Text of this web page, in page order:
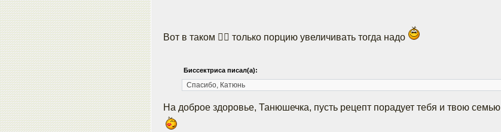
Вот в таком ☝🏻 только порцию увеличивать тогда надо
Биссектриса писал(а):
Спасибо, Катюнь
На доброе здоровье, Танюшечка, пусть рецепт порадует тебя и твою семью